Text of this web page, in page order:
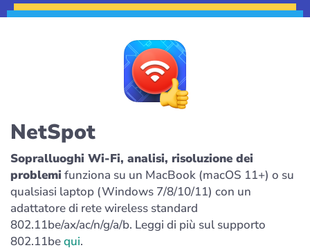
NetSpot
Sopralluoghi Wi-Fi, analisi, risoluzione dei
problemi funziona su un MacBook (macOS 11+) o su
qualsiasi laptop (Windows 7/8/10/11) con un
adattatore di rete wireless standard
802.11be/ax/ac/n/g/a/b. Leggi di più sul supporto
802.11bequi.